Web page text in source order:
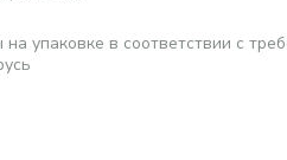
упаковке в соответствии с